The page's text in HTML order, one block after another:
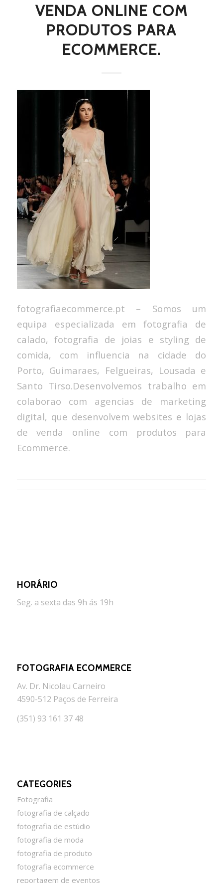
VENDA ONLINE COM
PRODUTOS PARA
ECOMMERCE.
fotografiaecommerce.pt – Somos um
equipa especializada em fotografia de
calado, fotografia de joias e styling de
comida, com influencia na cidade do
Porto, Guimaraes, Felgueiras, Lousada e
Santo Tirso.Desenvolvemos trabalho em
colaborao com agencias de marketing
digital, que desenvolvem websites e lojas
de venda online com produtos para
Ecommerce.
HORÁRIO
Seg. a sexta das 9h ás 19h
FOTOGRAFIA ECOMMERCE
Av. Dr. Nicolau Carneiro
4590-512 Paços de Ferreira
(351) 93 161 37 48
CATEGORIES
Fotografia
fotografia de calçado
fotografia de estúdio
fotografia de moda
fotografia de produto
fotografia ecommerce
reportagem de eventos